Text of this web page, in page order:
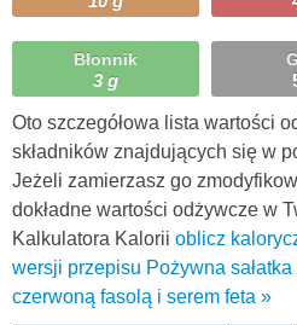
Błonnik
3 g
Oto szczegółowa lista wartości
składników znajdujących się w
Jeżeli zamierzasz go
dokładne wartości odżywcze w
Kalkulatora Kalorii oblicz
wersji przepisu Pożywna
czerwoną fasolą i serem feta »